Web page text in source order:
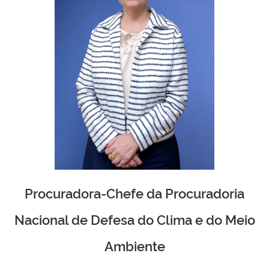
Procuradora-Chefe da Procuradoria
Nacional de Defesa do Clima e do Meio
Ambiente